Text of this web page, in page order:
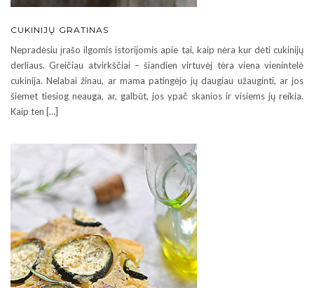
CUKINIJŲ GRATINAS
Nepradėsiu įrašo ilgomis istorijomis apie tai, kaip nėra kur dėti cukinijų
derliaus. Greičiau atvirkščiai – šiandien virtuvėj tėra viena vienintelė
cukinija. Nelabai žinau, ar mama patingėjo jų daugiau užauginti, ar jos
šiemet tiesiog neauga, ar, galbūt, jos ypač skanios ir visiems jų reikia.
Kaip ten […]